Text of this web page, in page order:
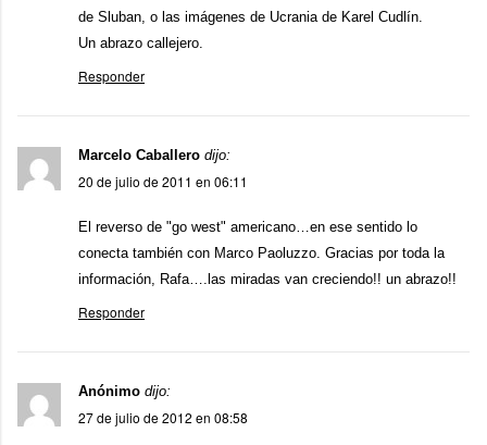
de Sluban, o las imágenes de Ucrania de Karel Cudlín.
Un abrazo callejero.
Responder
Marcelo Caballero dijo:
20 de julio de 2011 en 06:11
El reverso de "go west" americano…en ese sentido lo
conecta también con Marco Paoluzzo. Gracias por toda la
información, Rafa….las miradas van creciendo!! un abrazo!!
Responder
Anónimo dijo:
27 de julio de 2012 en 08:58